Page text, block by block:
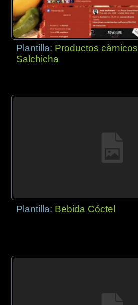
Plantilla: Productos càrnicos
Salchicha
Plantilla: Bebida Cóctel